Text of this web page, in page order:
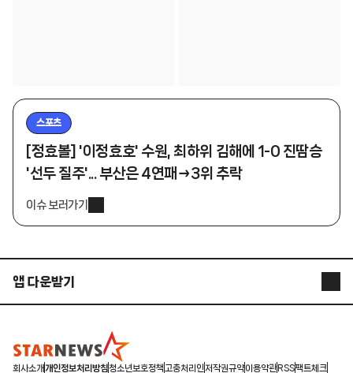
스포츠
[정효볼] '이정효호' 수원, 최하위 김해에 1-0 진땀승
'선두 질주'... 부산은 4연패→3위 추락
이슈 보러가기
앱 다운받기
STARPOLL
회사소개 개인정보처리방침청소년보호정책 고충처리인저작권규약이용약관 RSS팩트체크